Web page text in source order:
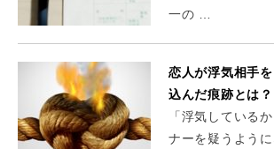
一の …
恋人が浮気相手
込んだ痕跡とは？
「浮気している
ナーを疑うよう